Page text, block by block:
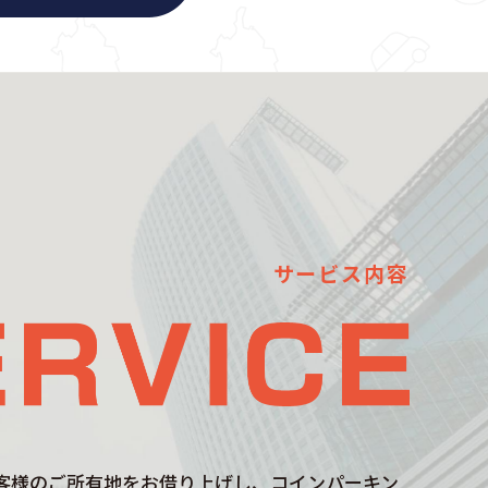
サービス内容
様のご所有地をお借り上げし、コインパーキン